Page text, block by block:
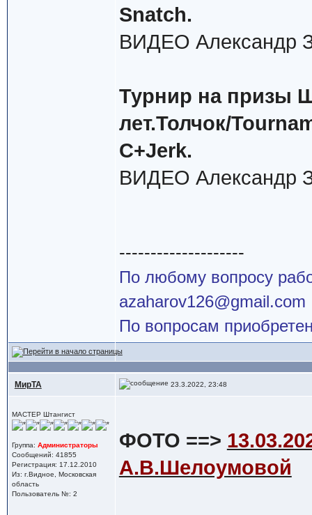
Snatch.
ВИДЕО Александр
Турнир на призы
лет.Толчок/
C+Jerk.
ВИДЕО Александр
--------------------
По любому вопросу
azaharov126@gmail.com
По вопросам
МирТА 23.3.2022, 23:48
МАСТЕР Штангист
Группа: Администраторы
Сообщений: 41855
Регистрация: 17.12.2010
Из: г.Видное, Московская
область
Пользователь №: 2
ФОТО ==>
А.В.Шелоумовой